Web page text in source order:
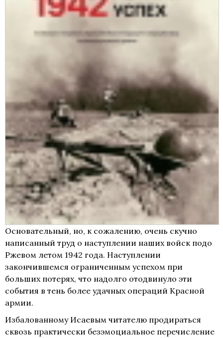
Основательный, но, к сожалению, очень скучно
написанный труд о наступлении наших войск подо
Ржевом летом 1942 года. Наступлении
закончившемся ограниченным успехом при
больших потерях, что надолго отодвинуло эти
события в тень более удачных операций Красной
армии.
Избалованному Исаевым читателю продираться
сквозь практически безэмоциальное перечисление